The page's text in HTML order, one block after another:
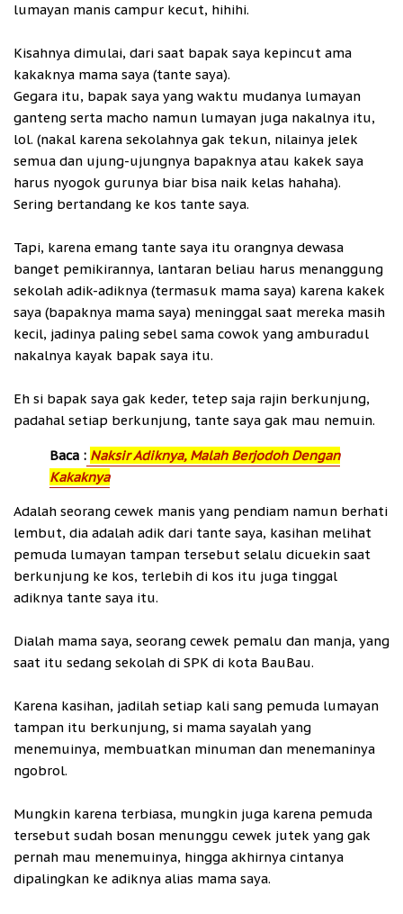
lumayan manis campur kecut, hihihi.
Kisahnya dimulai, dari saat bapak saya kepincut ama
kakaknya mama saya (tante saya).
Gegara itu, bapak saya yang waktu mudanya lumayan
ganteng serta macho namun lumayan juga nakalnya itu,
lol. (nakal karena sekolahnya gak tekun, nilainya jelek
semua dan ujung-ujungnya bapaknya atau kakek saya
harus nyogok gurunya biar bisa naik kelas hahaha).
Sering bertandang ke kos tante saya.
Tapi, karena emang tante saya itu orangnya dewasa
banget pemikirannya, lantaran beliau harus menanggung
sekolah adik-adiknya (termasuk mama saya) karena kakek
saya (bapaknya mama saya) meninggal saat mereka masih
kecil, jadinya paling sebel sama cowok yang amburadul
nakalnya kayak bapak saya itu.
Eh si bapak saya gak keder, tetep saja rajin berkunjung,
padahal setiap berkunjung, tante saya gak mau nemuin.
Baca : Naksir Adiknya, Malah Berjodoh Dengan
Kakaknya
Adalah seorang cewek manis yang pendiam namun berhati
lembut, dia adalah adik dari tante saya, kasihan melihat
pemuda lumayan tampan tersebut selalu dicuekin saat
berkunjung ke kos, terlebih di kos itu juga tinggal
adiknya tante saya itu.
Dialah mama saya, seorang cewek pemalu dan manja, yang
saat itu sedang sekolah di SPK di kota BauBau.
Karena kasihan, jadilah setiap kali sang pemuda lumayan
tampan itu berkunjung, si mama sayalah yang
menemuinya, membuatkan minuman dan menemaninya
ngobrol.
Mungkin karena terbiasa, mungkin juga karena pemuda
tersebut sudah bosan menunggu cewek jutek yang gak
pernah mau menemuinya, hingga akhirnya cintanya
dipalingkan ke adiknya alias mama saya.